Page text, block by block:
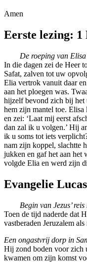
Amen
Eerste lezing: 1
De roeping van Elisa
In die dagen zei de Heer
Safat, zalven tot uw
Elia vertrok vanuit daar
aan het ploegen was.
hijzelf bevond zich bij
hem zijn mantel toe. Elisa
en zei: ‘Laat mij eerst
dan zal ik u volgen.’ Hij
ik u soms tot iets
nam zijn koppel, slachtte
jukken en gaf het aan het
volgde Elia en werd zijn
Evangelie
Begin van Jezus’ reis
Toen de tijd naderde dat
vastberaden Jeruzalem als
Een ongastvrij dorp in
Hij zond boden voor zich
kwamen om zijn komst